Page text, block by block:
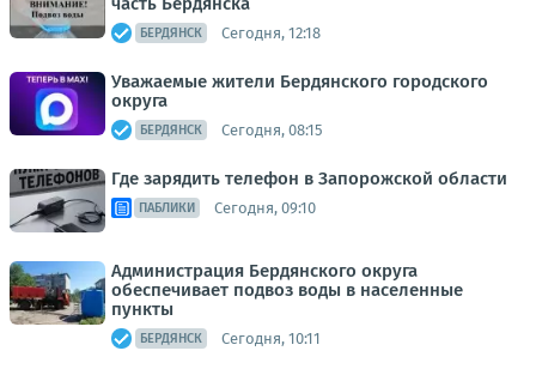
БЕРДЯНСК Сегодня, 12:18
Уважаемые жители Бердянского городского
округа
БЕРДЯНСК Сегодня, 08:15
Где зарядить телефон в Запорожской области
ПАБЛИКИ Сегодня, 09:10
Администрация Бердянского округа
обеспечивает подвоз воды в населенные
пункты
БЕРДЯНСК Сегодня, 10:11